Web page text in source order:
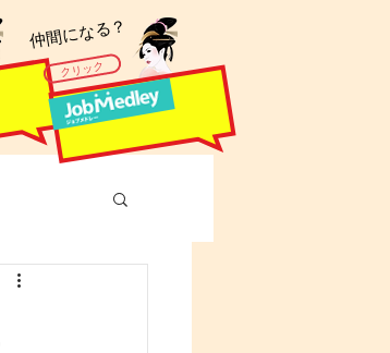
​仲間になる？
クリック